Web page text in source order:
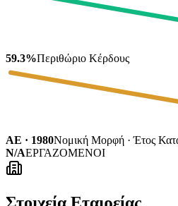
59.3%Περιθώριο Κέρδους
ΑΕ · 1980Νομική Μορφή · Έτος
N/AΕΡΓΑΖΟΜΕΝΟΙ
Στοιχεία Εταιρείας